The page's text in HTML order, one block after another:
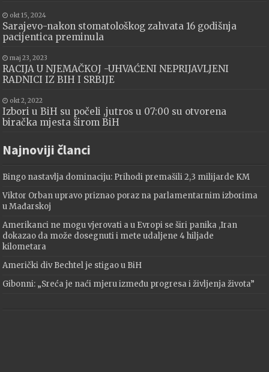
okt 15, 2024
Sarajevo-nakon stomatološkog zahvata 16 godišnja
pacijentica preminula
maj 23, 2023
RACIJA U NJEMAČKOJ -UHVAĆENI NEPRIJAVLJENI
RADNICI IZ BIH I SRBIJE
okt 2, 2022
Izbori u BiH su počeli ,jutros u 07:00 su otvorena
biračka mjesta širom BiH
Najnoviji članci
Bingo nastavlja dominaciju: Prihodi premašili 2,3 milijarde KM
Viktor Orban upravo priznao poraz na parlamentarnim izborima
u Mađarskoj
Amerikanci ne mogu vjerovati a u Evropi se širi panika ,Iran
dokazao da može dosegnuti i mete udaljene 4 hiljade
kilometara
Američki div Bechtel je stigao u BiH
Gibonni: „Sreća je naći mjeru između progresa i življenja života”